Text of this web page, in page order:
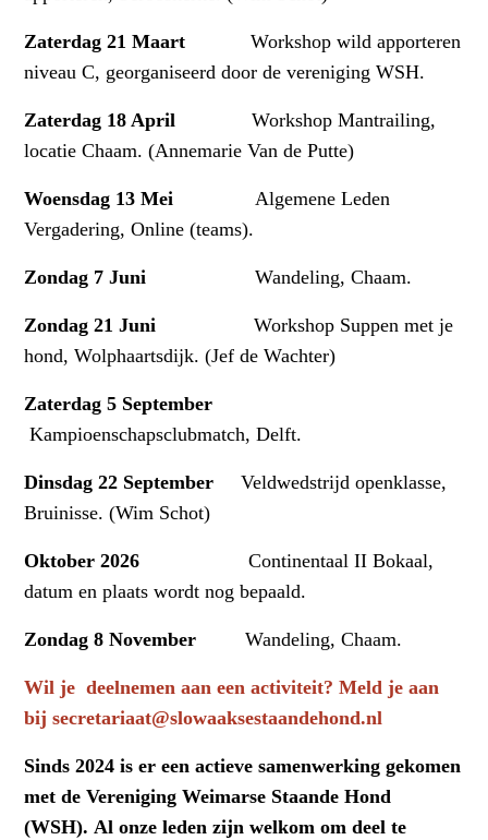
Zaterdag 21 MaartWorkshop wild apporteren
niveau C, georganiseerd door de vereniging WSH.
Zaterdag 18 April
Workshop Mantrailing,
locatie Chaam. (Annemarie Van de Putte)
Woensdag 13 MeiAlgemene Leden
Vergadering, Online (teams).
Zondag 7 JuniWandeling, Chaam.
Zondag 21 JuniWorkshop Suppen met je
hond, Wolphaartsdijk. (Jef de Wachter)
Zaterdag 5 September
Kampioenschapsclubmatch, Delft.
Dinsdag 22 September Veldwedstrijd openklasse,
Bruinisse. (Wim Schot)
Oktober 2026
Continentaal II Bokaal,
datum en plaats wordt nog bepaald.
Zondag 8 November Wandeling, Chaam.
Wil je deelnemen aan een activiteit? Meld je aan
bij secretariaat@slowaaksestaandehond.nl
Sinds 2024 is er een actieve samenwerking gekomen
met de Vereniging Weimarse Staande Hond
(WSH).Al onze leden zijn welkom om deel te